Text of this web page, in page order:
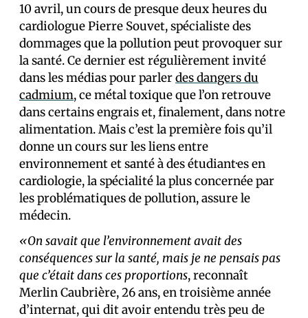
10 avril, un cours de presque deux heures du
cardiologue Pierre Souvet, spécialiste des
dommages que la pollution peut provoquer sur
la santé. Ce dernier est régulièrement invité
dans les médias pour parlerdes dangers du
cadmium, ce métal toxique que l’on retrouve
dans certains engrais et, finalement, dans notre
alimentation. Mais c’est la première fois qu’il
donne un cours sur les liens entre
environnement et santé à des étudiant·es en
cardiologie, la spécialité la plus concernée par
les problématiques de pollution, assure le
médecin.
«On savait que l’environnement avait des
conséquences sur la santé, mais je ne pensais pas
que c’était dans ces proportions, reconnaît
Merlin Caubrière, 26 ans, en troisième année
d’internat, qui dit avoir entendu très peu de